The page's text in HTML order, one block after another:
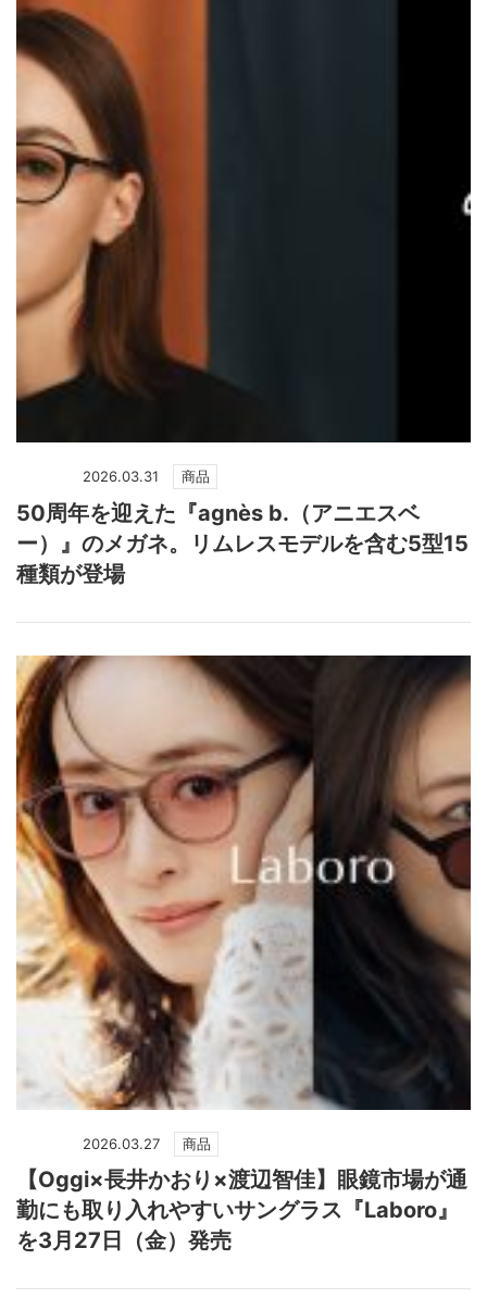
2026.03.31 商品
50周年を迎えた『agnès b.（アニエスベ
ー）』のメガネ。リムレスモデルを含む5型15
種類が登場
2026.03.27 商品
【Oggi×長井かおり×渡辺智佳】眼鏡市場が通
勤にも取り入れやすいサングラス『Laboro』
を3月27日（金）発売